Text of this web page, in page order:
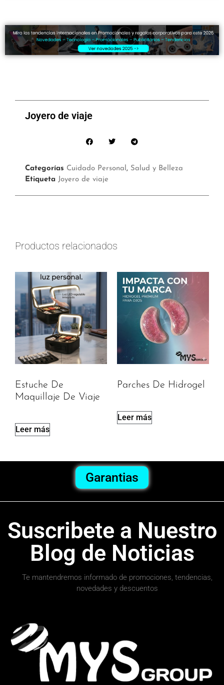
Joyero de viaje
Categorías Cuidado Personal , Salud y Belleza
Etiqueta Joyero de viaje
Productos relacionados
Estuche De
Maquillaje De Viaje
Leer más
Parches De Hidrogel
Leer más
Garantias
Suscribete a Nuestro
Blog de Noticias
Te mantendremos informado de promociones, tendencias,
novedades y descuentos